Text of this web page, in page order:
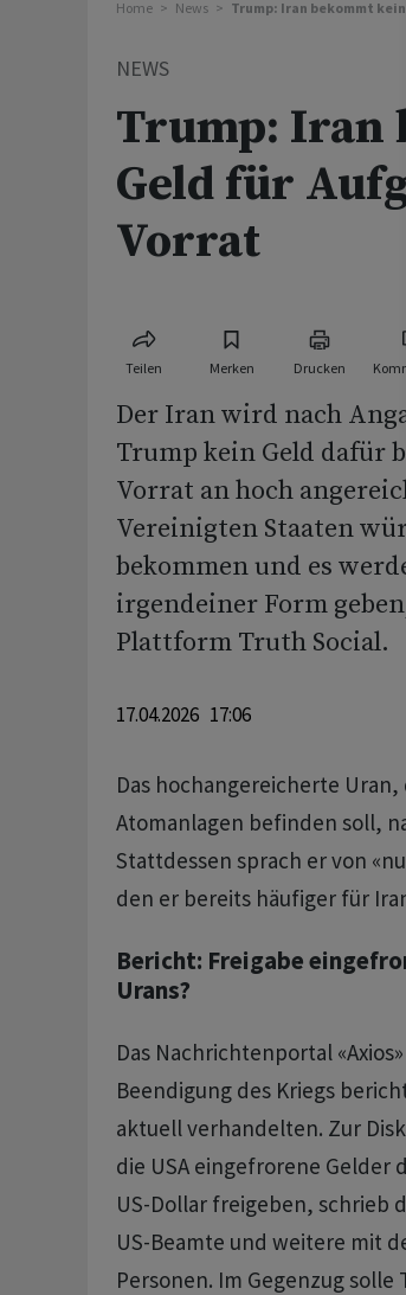
Home News Trump: Iran bekommt
NEWS
Trump: Iran
Geld für
Vorrat
Teilen Merken Drucken
Der Iran wird nach
Trump kein Geld dafür
Vorrat an hoch
Vereinigten Staaten
bekommen und es
irgendeiner Form
Plattform Truth Social.
17.04.2026 17:06
Das hochangereicherte
Atomanlagen befinden soll,
Stattdessen sprach er von
den er bereits häufiger für
Bericht: Freigabe
Urans?
Das Nachrichtenportal
Beendigung des Kriegs
aktuell verhandelten. Zur
die USA eingefrorene Gelder
US-Dollar freigeben, schrieb
US-Beamte und weitere mit
Personen. Im Gegenzug